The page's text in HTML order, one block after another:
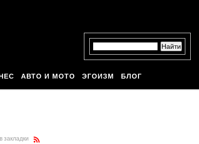
АВТО И МОТО ЭГОИЗМ БЛОГ
закладки